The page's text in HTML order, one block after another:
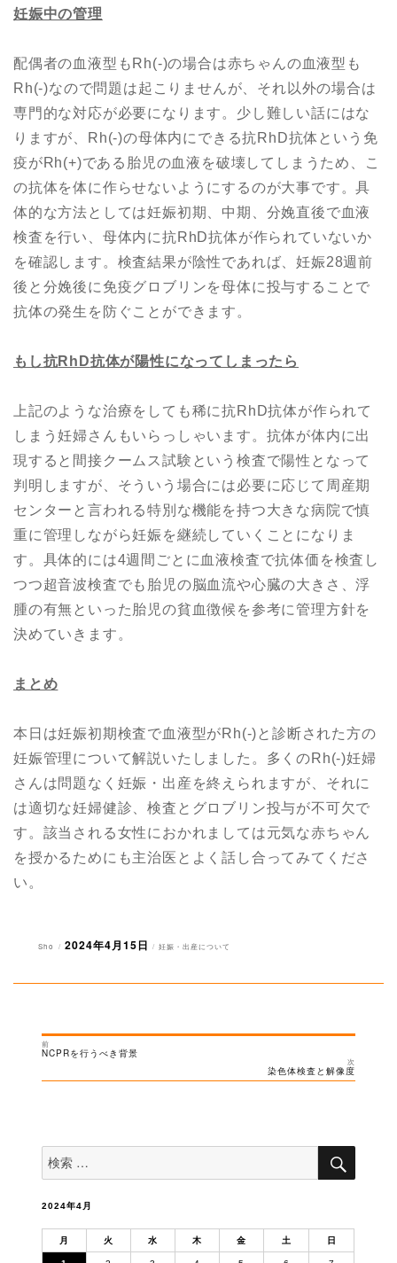
妊娠中の管理
配偶者の血液型もRh(-)の場合は赤ちゃんの血液型も
Rh(-)なので問題は起こりませんが、それ以外の場合は
専門的な対応が必要になります。少し難しい話にはな
りますが、Rh(-)の母体内にできる抗RhD抗体という免
疫がRh(+)である胎児の血液を破壊してしまうため、こ
の抗体を体に作らせないようにするのが大事です。具
体的な方法としては妊娠初期、中期、分娩直後で血液
検査を行い、母体内に抗RhD抗体が作られていないか
を確認します。検査結果が陰性であれば、妊娠28週前
後と分娩後に免疫グロブリンを母体に投与することで
抗体の発生を防ぐことができます。
もし抗RhD抗体が陽性になってしまったら
上記のような治療をしても稀に抗RhD抗体が作られて
しまう妊婦さんもいらっしゃいます。抗体が体内に出
現すると間接クームス試験という検査で陽性となって
判明しますが、そういう場合には必要に応じて周産期
センターと言われる特別な機能を持つ大きな病院で慎
重に管理しながら妊娠を継続していくことになりま
す。具体的には4週間ごとに血液検査で抗体価を検査し
つつ超音波検査でも胎児の脳血流や心臓の大きさ、浮
腫の有無といった胎児の貧血徴候を参考に管理方針を
決めていきます。
まとめ
本日は妊娠初期検査で血液型がRh(-)と診断された方の
妊娠管理について解説いたしました。多くのRh(-)妊婦
さんは問題なく妊娠・出産を終えられますが、それに
は適切な妊婦健診、検査とグロブリン投与が不可欠で
す。該当される女性におかれましては元気な赤ちゃん
を授かるためにも主治医とよく話し合ってみてくださ
い。
投
Sho
投
2024年4月15日
カ
妊娠・出産について
投
ー
シ
ン
前
過
去
投
NCPRを行うべき背景
次
の
染色体検査と解像度
索
対
検
2024年4月
月 火 水 木 金 土 日